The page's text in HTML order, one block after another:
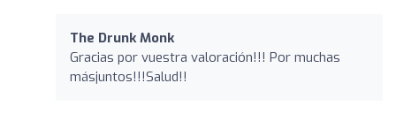
The Drunk Monk
Gracias por vuestra valoración!!! Por muchas
másjuntos!!!Salud!!